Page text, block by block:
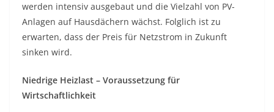
werden intensiv ausgebaut und die Vielzahl von PV-
Anlagen auf Hausdächern wächst. Folglich ist zu
erwarten, dass der Preis für Netzstrom in Zukunft
sinken wird.
Niedrige Heizlast – Voraussetzung für
Wirtschaftlichkeit